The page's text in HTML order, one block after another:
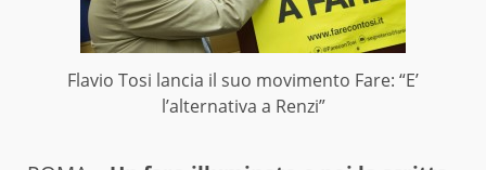
Flavio Tosi lancia il suo movimento Fare: “E’
l’alternativa a Renzi”